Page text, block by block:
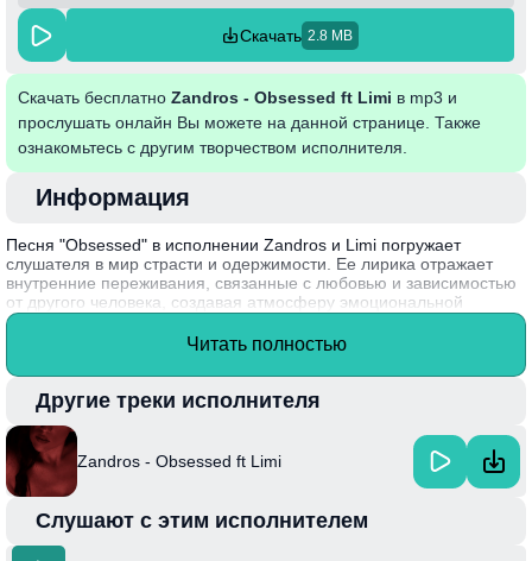
Скачать 2.8 MB
Скачать бесплатно Zandros - Obsessed ft Limi в mp3 и
прослушать онлайн Вы можете на данной странице. Также
ознакомьтесь с другим творчеством исполнителя.
Информация
Песня "Obsessed" в исполнении Zandros и Limi погружает
слушателя в мир страсти и одержимости. Ее лирика отражает
внутренние переживания, связанные с любовью и зависимостью
от другого человека, создавая атмосферу эмоциональной
напряженности. Музыка сочетает современные ритмы и
мелодии, что делает трек запоминающимся и способным
подчеркнуть глубину страстных чувств и сложности отношений.
Интересный факт: Zandros, известный своей уникальной манерой
сочетания различных музыкальных стилей, долго работал над
созданием этого трека, чтобы максимально передать свою
эмоциональную палитру в музыке.
Читать полностью
Другие треки исполнителя
Zandros - Obsessed ft Limi
Слушают с этим исполнителем